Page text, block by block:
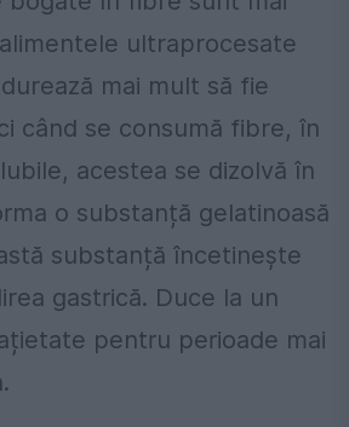
ultraprocesate
mai mult să fie
când se consumă fibre, în
acestea se dizolvă în
o substanță gelatinoasă
substanță încetinește
gastrică. Duce la un
pentru perioade mai